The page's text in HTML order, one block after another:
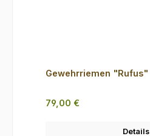
Gewehrriemen "Rufus"
Regulärer Preis:
79,00 €
Details